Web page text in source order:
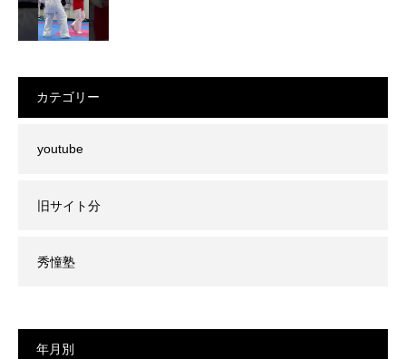
カテゴリー
youtube
旧サイト分
秀憧塾
年月別